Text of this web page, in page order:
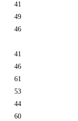
41
49
46
41
46
61
53
44
60